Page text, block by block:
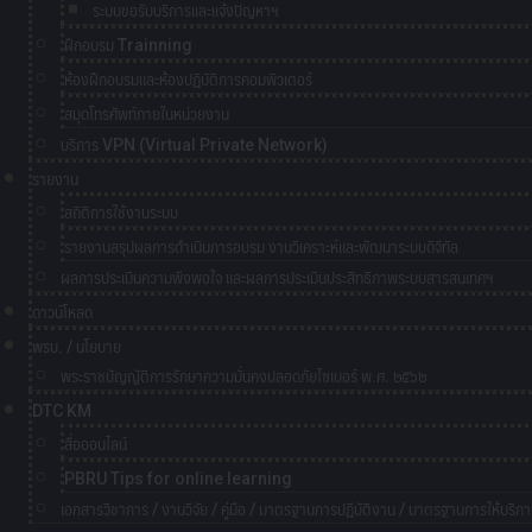
ระบบขอรับบริการและแจ้งปัญหาฯ
ฝึกอบรม Trainning
ห้องฝึกอบรมและห้องปฏิบัติการคอมพิวเตอร์
สมุดโทรศัพท์ภายในหน่วยงาน
บริการ VPN (Virtual Private Network)
รายงาน
สถิติการใช้งานระบบ
รายงานสรุปผลการดำเนินการอบรม งานวิเคราะห์และพัฒนาระบบดิจิทัล
ผลการประเมินความพึงพอใจ และผลการประเมินประสิทธิภาพระบบสารสนเทศฯ
ดาวน์โหลด
พรบ. / นโยบาย
พระราชบัญญัติการรักษาความมั่นคงปลอดภัยไซเบอร์ พ.ศ. ๒๕๖๒
DTC KM
สื่อออนไลน์
PBRU Tips for online learning
เอกสารวิชาการ / งานวิจัย / คู่มือ / มาตรฐานการปฏิบัติงาน / มาตรฐานการให้บริก